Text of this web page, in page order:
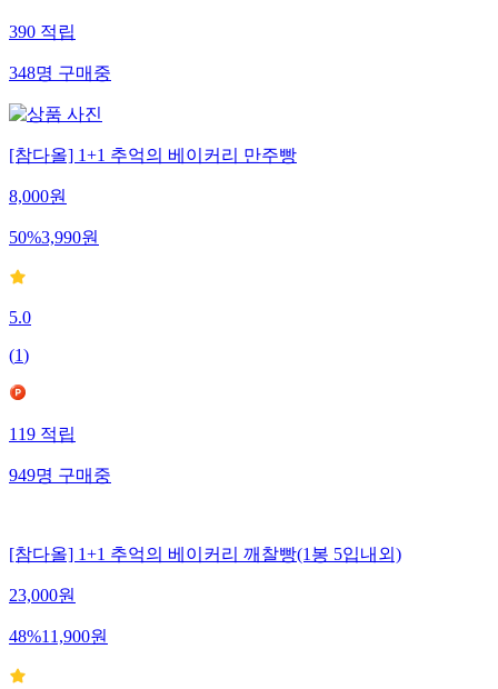
390적립
348명구매중
[참다올] 1+1 추억의 베이커리 만주빵
8,000원
50%3,990원
5.0
(1)
119적립
949명구매중
[참다올] 1+1 추억의 베이커리 깨찰빵(1봉 5입내외)
23,000원
48%11,900원